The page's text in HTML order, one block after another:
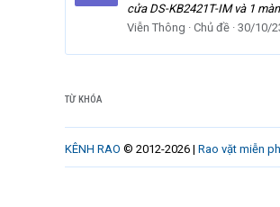
cửa DS-KB2421T-IM và 1
Viễn Thông
Chủ đề 30/10/
TỪ KHÓA
KÊNH RAO © 2012-2026 | Rao vặt miễn